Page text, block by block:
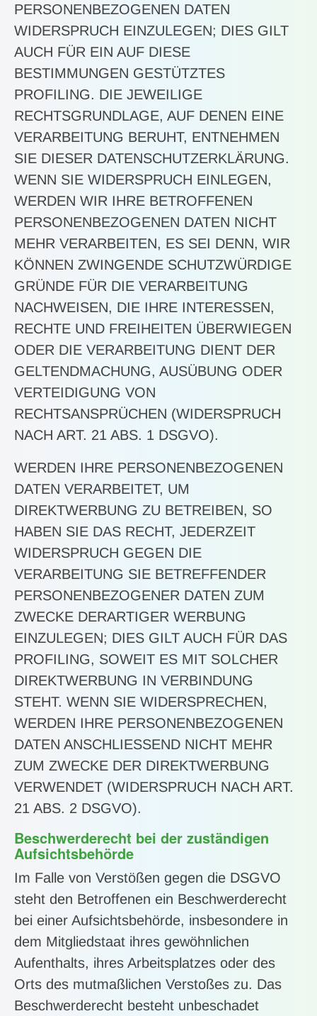
PERSONENBEZOGENEN DATEN
WIDERSPRUCH EINZULEGEN; DIES GILT
AUCH FÜR EIN AUF DIESE
BESTIMMUNGEN GESTÜTZTES
PROFILING. DIE JEWEILIGE
RECHTSGRUNDLAGE, AUF DENEN EINE
VERARBEITUNG BERUHT, ENTNEHMEN
SIE DIESER DATENSCHUTZERKLÄRUNG.
WENN SIE WIDERSPRUCH EINLEGEN,
WERDEN WIR IHRE BETROFFENEN
PERSONENBEZOGENEN DATEN NICHT
MEHR VERARBEITEN, ES SEI DENN, WIR
KÖNNEN ZWINGENDE SCHUTZWÜRDIGE
GRÜNDE FÜR DIE VERARBEITUNG
NACHWEISEN, DIE IHRE INTERESSEN,
RECHTE UND FREIHEITEN ÜBERWIEGEN
ODER DIE VERARBEITUNG DIENT DER
GELTENDMACHUNG, AUSÜBUNG ODER
VERTEIDIGUNG VON
RECHTSANSPRÜCHEN (WIDERSPRUCH
NACH ART. 21 ABS. 1 DSGVO).
WERDEN IHRE PERSONENBEZOGENEN
DATEN VERARBEITET, UM
DIREKTWERBUNG ZU BETREIBEN, SO
HABEN SIE DAS RECHT, JEDERZEIT
WIDERSPRUCH GEGEN DIE
VERARBEITUNG SIE BETREFFENDER
PERSONENBEZOGENER DATEN ZUM
ZWECKE DERARTIGER WERBUNG
EINZULEGEN; DIES GILT AUCH FÜR DAS
PROFILING, SOWEIT ES MIT SOLCHER
DIREKTWERBUNG IN VERBINDUNG
STEHT. WENN SIE WIDERSPRECHEN,
WERDEN IHRE PERSONENBEZOGENEN
DATEN ANSCHLIESSEND NICHT MEHR
ZUM ZWECKE DER DIREKTWERBUNG
VERWENDET (WIDERSPRUCH NACH ART.
21 ABS. 2 DSGVO).
Beschwerde­recht bei der zuständigen
Aufsichts­behörde
Im Falle von Verstößen gegen die DSGVO
steht den Betroffenen ein Beschwerderecht
bei einer Aufsichtsbehörde, insbesondere in
dem Mitgliedstaat ihres gewöhnlichen
Aufenthalts, ihres Arbeitsplatzes oder des
Orts des mutmaßlichen Verstoßes zu. Das
Beschwerderecht besteht unbeschadet